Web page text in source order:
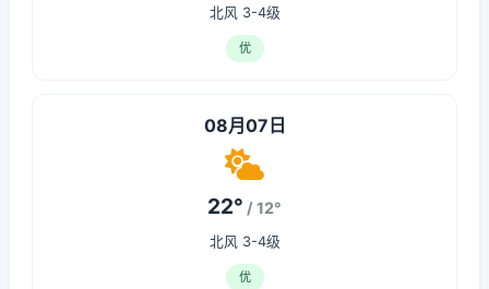
北风 3-4级
优
08月07日
22° / 12°
北风 3-4级
优